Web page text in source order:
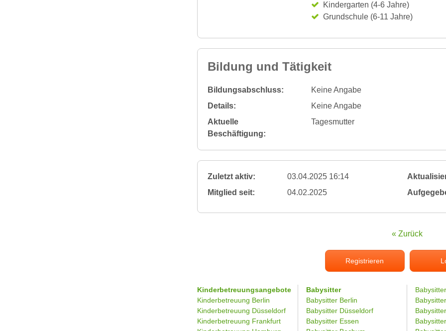
Kindergarten (4-6 Jahre)
Grundschule (6-11 Jahre)
Bildung und Tätigkeit
Bildungsabschluss:
Keine Angabe
Details:
Keine Angabe
Aktuelle
Beschäftigung:
Tagesmutter
Zuletzt aktiv: 03.04.2025 16:14
Mitglied seit:
04.02.2025
« Zurück
Registrieren
Kinderbetreuungsangebote
Kinderbetreuung Berlin
Kinderbetreuung Düsseldorf
Kinderbetreuung Frankfurt
Babysitter
Babysitter Berlin
Babysitter Düsseldorf
Babysitter Essen